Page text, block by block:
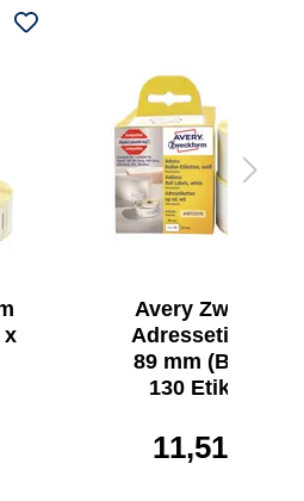
x
Avery Zweckform
Adressetikett 28 x
89 mm (B x H) 2 x
130 Etik./Pack.
11,51 €*